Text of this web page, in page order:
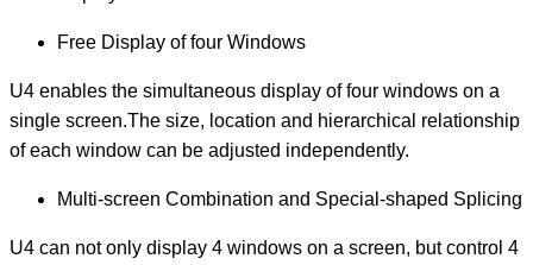
Free Display of four Windows
U4 enables the simultaneous display of four windows on a
single screen.The size, location and hierarchical relationship
of each window can be adjusted independently.
Multi-screen Combination and Special-shaped Splicing
U4 can not only display 4 windows on a screen, but control 4